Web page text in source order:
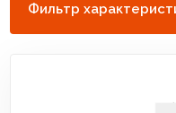
Фильтр